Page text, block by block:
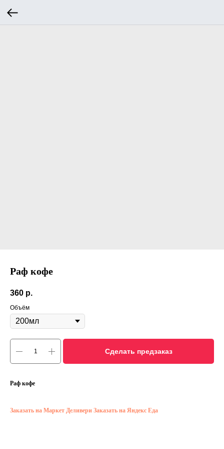
Раф кофе
360 р.
Объём
Сделать предзаказ
Раф кофе
Заказать на Маркет Деливери Заказать на Яндекс Еда